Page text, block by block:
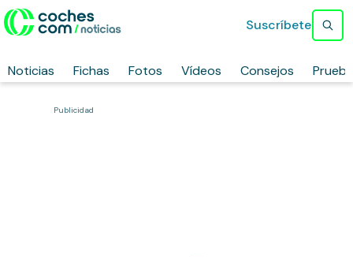
Noticias Fichas Fotos Vídeos Consejos
Suscríbete
Publicidad